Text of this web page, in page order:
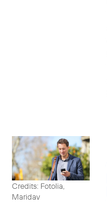
Credits: Fotolia,
Maridav